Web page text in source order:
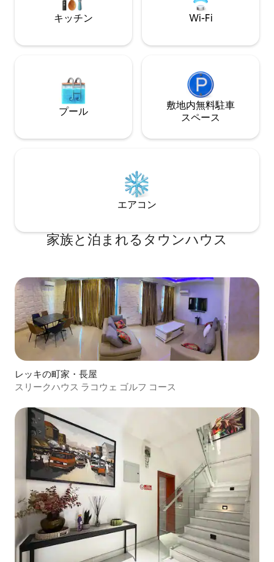
キッチン Wi-Fi
プール
敷地内無料駐⁠車
ス⁠ペ⁠ー⁠ス
エアコン
家族と泊まれるタウンハウス
レッキの町家・長屋
スリークハウス ラコウェ ゴルフ コース